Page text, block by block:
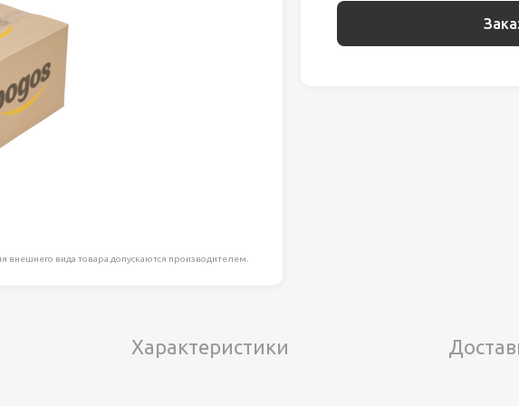
работ на
и
вида товара допускаются производителем.
Характеристики